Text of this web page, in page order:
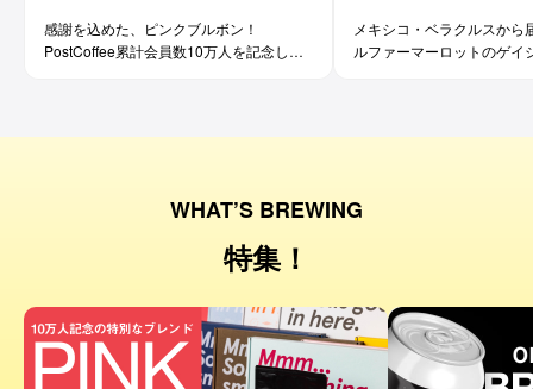
感謝を込めた、ピンクブルボン！
PostCoffee累計会員数10万人を記念し
メキシコ・ベラクルスから
ルファーマーロットのゲイ
WHAT’S BREWING
特集！